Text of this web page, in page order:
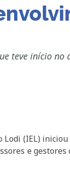
teve início no
(IEL)
e